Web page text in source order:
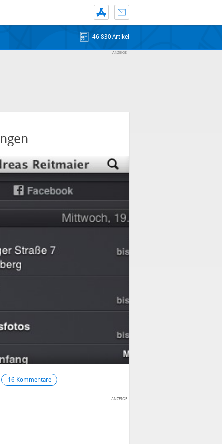
46 830 Artikel
16 Kommentare